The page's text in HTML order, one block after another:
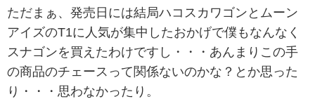
ただまぁ、発売日には結局ハコスカワゴンとムーン
アイズのT1に人気が集中したおかげで僕もなんなく
スナゴンを買えたわけですし・・・あんまりこの手
の商品のチェースって関係ないのかな？とか思った
り・・・思わなかったり。